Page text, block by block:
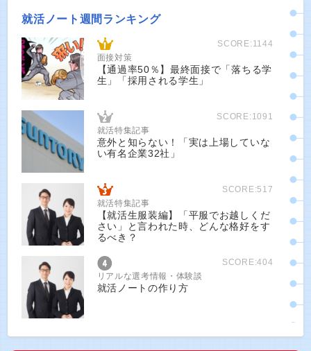
就活ノート週間ランキング
SCORE:1144
面接対策
【通過率50％】最終面接で「落ちる学
生」「採用される学生」
SCORE:1091
就活特集記事
意外と知らない！「実は上場していな
い有名企業32社」
SCORE:517
就活特集記事
【就活生服装編】「平服でお越しくだ
さい」と言われた時、どんな格好をす
るべき？
SCORE:404
リアルな選考情報・体験談
就活ノートの作り方